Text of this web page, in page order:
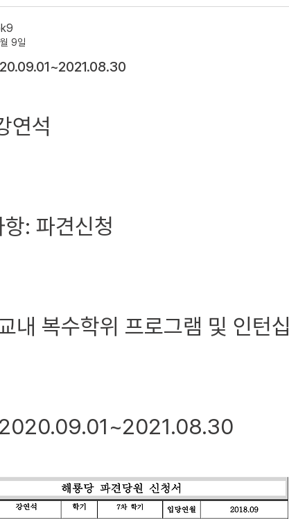
9일
연석
: 파견신청
내 복수학위 프로그램 및 인턴십